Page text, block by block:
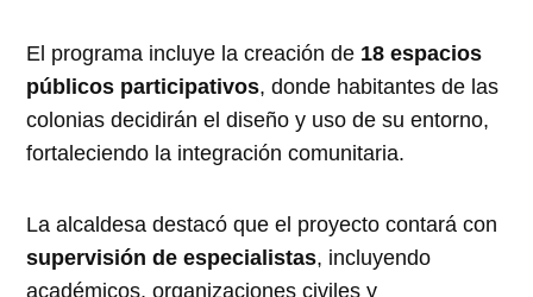
El programa incluye la creación de 18 espacios
públicos participativos, donde habitantes de las
colonias decidirán el diseño y uso de su entorno,
fortaleciendo la integración comunitaria.
La alcaldesa destacó que el proyecto contará con
supervisión de especialistas, incluyendo
académicos, organizaciones civiles y